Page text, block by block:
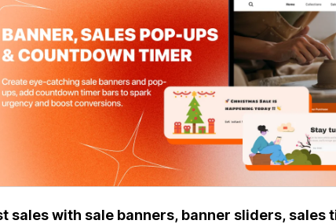
sales with sale banners, banner sliders, sales